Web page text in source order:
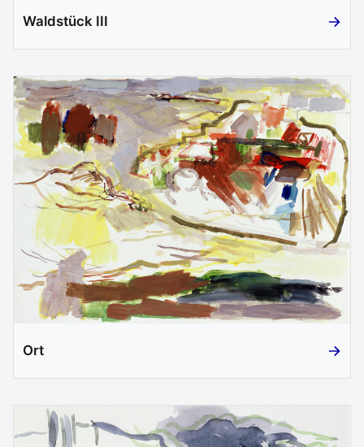
Waldstück III
Ort Ort